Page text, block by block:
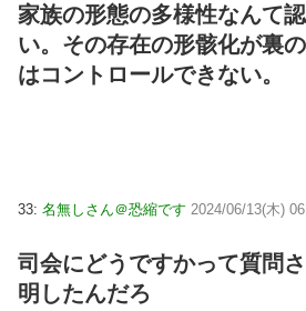
家族の形態の多様性なんて
い。その存在の形骸化が裏
はコントロールできない。
33: 名無しさん＠恐縮です 2024/06/13(木)
司会にどうですかって質問
明したんだろ